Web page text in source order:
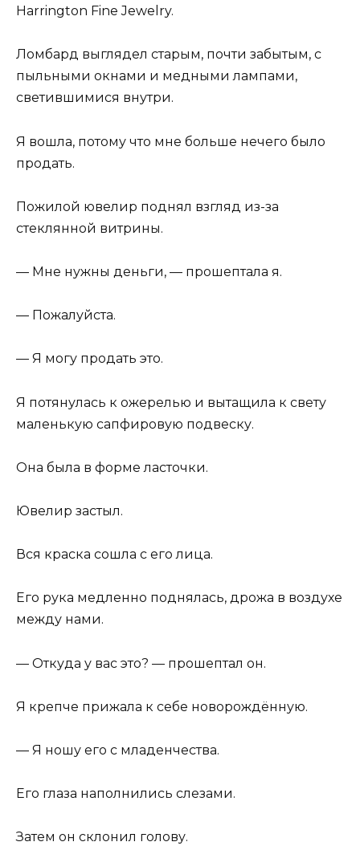
Harrington Fine Jewelry.
Ломбард выглядел старым, почти забытым, с
пыльными окнами и медными лампами,
светившимися внутри.
Я вошла, потому что мне больше нечего было
продать.
Пожилой ювелир поднял взгляд из-за
стеклянной витрины.
— Мне нужны деньги, — прошептала я.
— Пожалуйста.
— Я могу продать это.
Я потянулась к ожерелью и вытащила к свету
маленькую сапфировую подвеску.
Она была в форме ласточки.
Ювелир застыл.
Вся краска сошла с его лица.
Его рука медленно поднялась, дрожа в воздухе
между нами.
— Откуда у вас это? — прошептал он.
Я крепче прижала к себе новорождённую.
— Я ношу его с младенчества.
Его глаза наполнились слезами.
Затем он склонил голову.